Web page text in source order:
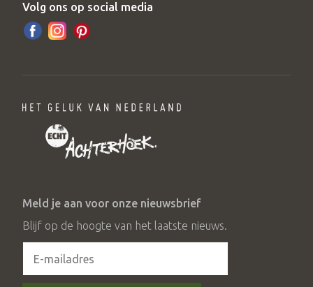
Volg ons op social media
Meld je aan voor onze nieuwsbrief
Blijf op de hoogte van het laatste nieuws.